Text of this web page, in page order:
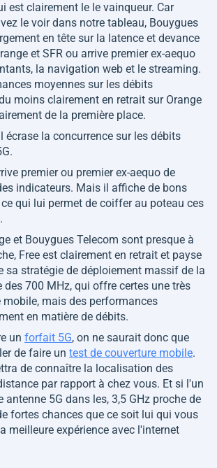
est clairement le le vainqueur. Car
le voir dans notre tableau, Bouygues
en tête sur la latence et devance
et SFR ou arrive premier ex-aequo
la navigation web et le streaming.
moyennes sur les débits
moins clairement en retrait sur Orange
de la première place.
écrase la concurrence sur les débits
premier ou premier ex-aequo de
indicateurs. Mais il affiche de bons
qui lui permet de coiffer au poteau ces
et Bouygues Telecom sont presque à
Free est clairement en retrait et payse
sa stratégie de déploiement massif de la
des 700 MHz, qui offre certes une très
mobile, mais des performances
en matière de débits.
un forfait 5G, on ne saurait donc que
de faire un test de couverture mobile.
de connaître la localisation des
par rapport à chez vous. Et si l'un
antenne 5G dans les, 3,5 GHz proche de
fortes chances que ce soit lui qui vous
meilleure expérience avec l'internet